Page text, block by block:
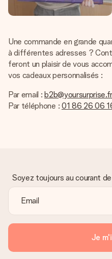
Une commande en grande
à différentes adresses ?
feront un plaisir de vous
vos cadeaux personnalisés :
Par email :b2b@yoursurprise.fr
Par téléphone : 01 86 26 06
Soyez toujours au courant
Je